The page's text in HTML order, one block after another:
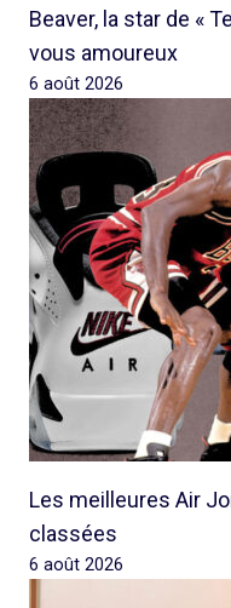
Beaver, la star de «
vous amoureux
6 août 2026
Les meilleures Air
classées
6 août 2026